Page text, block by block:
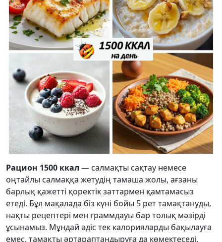
Рацион 1500 ккал — салмақты сақтау немесе
оңтайлы салмаққа жетудің тамаша жолы, ағзаны
барлық қажетті қоректік заттармен қамтамасыз
етеді. Бұл мақалада біз күні бойы 5 рет тамақтануды,
нақты рецептері мен граммдауы бар толық мәзірді
ұсынамыз. Мұндай әдіс тек калорияларды бақылауға
емес, тамақты әртараптандыруға да көмектеседі.